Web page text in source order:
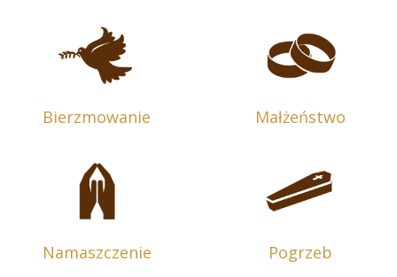
Bierzmowanie Małżeństwo
Namaszczenie Pogrzeb